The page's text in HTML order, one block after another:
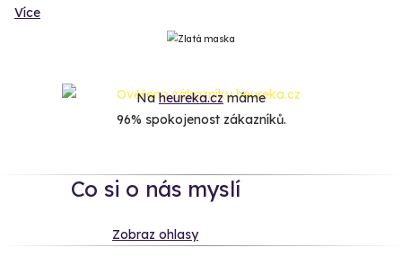
Více
Naheureka.czmáme
96% spokojenost zákazníků.
Co si o nás myslí
Zobraz ohlasy